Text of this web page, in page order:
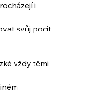
i
svůj pocit
vždy těmi